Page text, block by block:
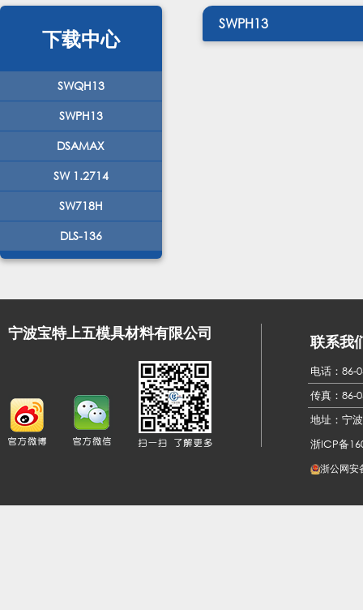
下载中心
SWQH13
SWPH13
DSAMAX
SW 1.2714
SW718H
DLS-136
SWPH13
宁波宝特上五模具材料有限公司 联系我
电话：86-
传真： 86-
地址：宁
浙ICP备
浙公网安